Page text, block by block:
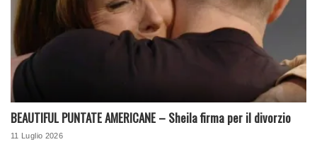
BEAUTIFUL PUNTATE AMERICANE – Sheila firma per il divorzio
11 Luglio 2026